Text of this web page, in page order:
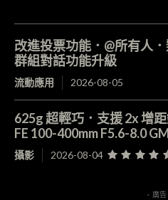
改進投票功能．@所有人
群組對話功能升級
流動應用 2026-08-05
625g 超輕巧．支援 2x 增
FE 100-400mm F5.6-8.0
攝影 2026-08-04
- 廣